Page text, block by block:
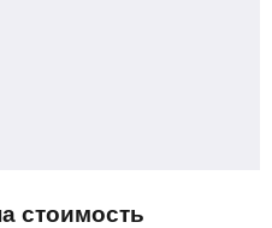
стоимость